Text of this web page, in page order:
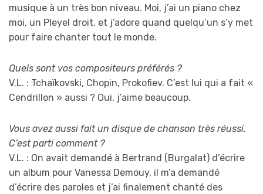
musique à un très bon niveau. Moi, j’ai un piano chez
moi, un Pleyel droit, et j’adore quand quelqu’un s’y met
pour faire chanter tout le monde.
Quels sont vos compositeurs préférés ?
V.L. : Tchaïkovski, Chopin, Prokofiev. C’est lui qui a fait «
Cendrillon » aussi ? Oui, j’aime beaucoup.
Vous avez aussi fait un disque de chanson très réussi.
C’est parti comment ?
V.L. : On avait demandé à Bertrand (Burgalat) d’écrire
un album pour Vanessa Demouy, il m’a demandé
d’écrire des paroles et j’ai finalement chanté des